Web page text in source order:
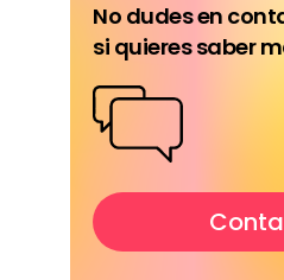
No dudes en
si quieres saber